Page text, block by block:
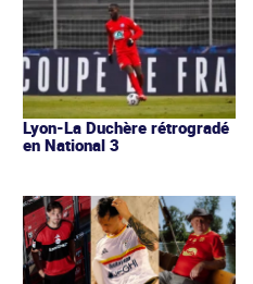
Lyon-La Duchère rétrogradé
en National 3